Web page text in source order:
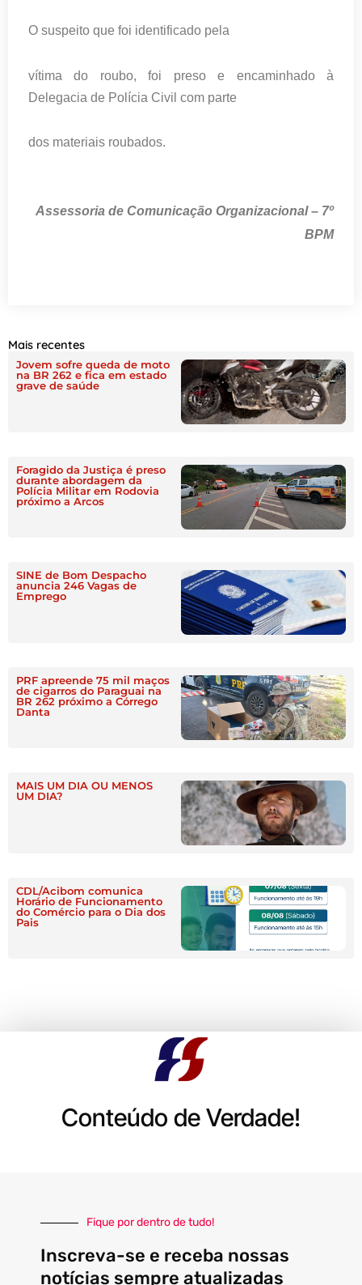
O suspeito que foi identificado pela
vítima do roubo, foi preso e encaminhado à
Delegacia de Polícia Civil com parte
dos materiais roubados.
Assessoria de Comunicação Organizacional – 7º
BPM
Mais recentes
Jovem sofre queda de moto
na BR 262 e fica em estado
grave de saúde
Foragido da Justiça é preso
durante abordagem da
Polícia Militar em Rodovia
próximo a Arcos
SINE de Bom Despacho
anuncia 246 Vagas de
Emprego
PRF apreende 75 mil maços
de cigarros do Paraguai na
BR 262 próximo a Córrego
Danta
MAIS UM DIA OU MENOS
UM DIA?
CDL/Acibom comunica
Horário de Funcionamento
do Comércio para o Dia dos
Pais
Conteúdo de Verdade!
Fique por dentro de tudo!
Inscreva-se e receba nossas
notícias sempre atualizadas